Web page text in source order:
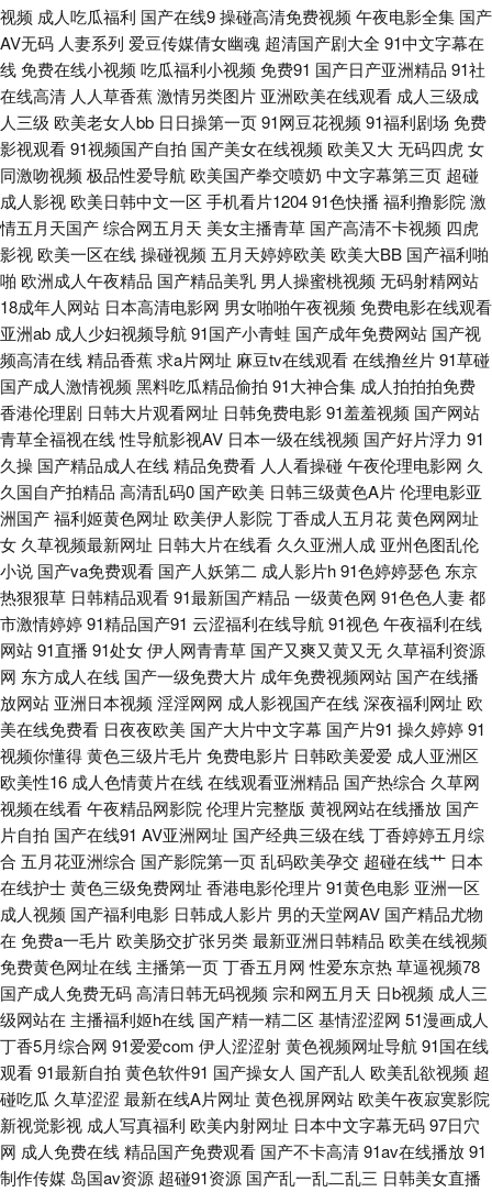
拍网址 久久国产精品视频 欧美黄色AV网站 日韩精品在线视频 天天日批 亚洲
激情 自拍超碰在线 91豆花 成人超碰在线观看 日韩中文字 在线观看成人 91
在线资源站 超碰97com 九九福利导航 欧美19P在线 人人射人人 偷拍第二页
在线免费看91 91牛视频网址 老湿机福利局影院 色色欧美男人天堂 亚洲另类
小说欧美 91N爽片 99热这 超碰自拍网站 国产欧美伊人 精东AV 美女肏屄西
瓜午夜 日韩不卡五区 午夜福利论坛 9199在线视频 97视频9 传媒91啪啪 国
内自拍AV 老司机福利精品 日韩AV成人网 无码东京热专区 最新av资源 97超
碰青青 成人浮力影院 国产一二av 欧美十专区 日日操B 亚洲情色1区2区 91碰
碰碰 波多野衣五级片 福利社在线视频 日韩AV在线网站 一本道免费视频 91
网站成人 超碰69 国产TS人妖另类 黄色色情网站 欧美太性交 三级日韩中文
字幕 香蕉视频www 91刺激小视频 www婷婷com 国产91在线首页 精品国语
逼 男人的天堂a爽 日本二三区不卡 婷婷色色悠悠 中文字幕无线观 99热拍久
大香蕉6线 男女生互操 日韩成人免费 午夜福利论坛 综合性爱网 97在线视频
鸥洲 超碰在线一起 狠狠肏成人专区 萌白酱一线天白丝 日韩破解无码片 中文
字幕色哟哟 www韩国av 国内熟女视频 麻豆mv网站入口 日本在线免费网 香
蕉视频污版 18网页禁解衣 国产超碰人人 美女让我操 91已拍视频 福利剧场
九一看片不用下载 青青草网 伪娘ts自慰 91国产精选优质 超碰91吃瓜 激情综
合淫 欧美性爱主站 四虎午夜福利视频 91视频播放 国产妞干网 免费网页免费
黄 日韩三级片新网址 影音先锋人妻 97视频 高清乱码毛片入口 久久草久久爽
熟女自拍色图 精品久久人妻 日韩欧美八 91夜射猫 国产成人av传媒 老司机福
利永久 日逼中文字幕 亚洲毛片A片黑丝 97色色爱爱视频 国产又大又色 欧美
视频 成人吃瓜福利 国产在线9操碰高清免费视频 午夜电影全集 国产
AV无码 人妻系列 爱豆传媒倩女幽魂 超清国产剧大全 91中文字幕在
线免费在线小视频 吃瓜福利小视频 免费91 国产日产亚洲精品 91社
在线高清 人人草香蕉激情另类图片 亚洲欧美在线观看 成人三级成
人三级 欧美老女人bb 日日操第一页91网豆花视频 91福利剧场 免费
影视观看91视频国产自拍 国产美女在线视频 欧美又大无码四虎女
同激吻视频 极品性爱导航 欧美国产拳交喷奶 中文字幕第三页 超碰
成人影视 欧美日韩中文一区 手机看片120491色快播 福利撸影院 激
情五月天国产综合网五月天 美女主播青草 国产高清不卡视频 四虎
影视 欧美一区在线操碰视频 五月天婷婷欧美 欧美大BB 国产福利啪
啪 欧洲成人午夜精品 国产精品美乳 男人操蜜桃视频 无码射精网站
18成年人网站 日本高清电影网 男女啪啪午夜视频 免费电影在线观看
亚洲ab 成人少妇视频导航 91国产小青蛙 国产成年免费网站 国产视
频高清在线精品香蕉求a片网址 麻豆tv在线观看在线撸丝片91草碰
国产成人激情视频 黑料吃瓜精品偷拍 91大神合集 成人拍拍拍免费
香港伦理剧 日韩大片观看网址 日韩免费电影91羞羞视频 国产网站
青草全福视在线性导航影视AV 日本一级在线视频 国产好片浮力 91
久操 国产精品成人在线精品免费看 人人看操碰午夜伦理电影网 久
久国自产拍精品 高清乱码0 国产欧美 日韩三级黄色A片伦理电影亚
洲国产福利姬黄色网址 欧美伊人影院 丁香成人五月花黄色网网址
女 久草视频最新网址 日韩大片在线看 久久亚洲人成 亚州色图乱伦
小说 国产va免费观看 国产人妖第二 成人影片h91色婷婷瑟色 东京
热狠狠草 日韩精品观看91最新国产精品 一级黄色网 91色色人妻都
市激情婷婷91精品国产91 云涩福利在线导航 91视色午夜福利在线
网站91直播 91处女伊人网青青草 国产又爽又黄又无 久草福利资源
网 东方成人在线 国产一级免费大片 成年免费视频网站 国产在线播
放网站 亚洲日本视频 淫淫网网 成人影视国产在线深夜福利网址 欧
美在线免费看 日夜夜欧美 国产大片中文字幕 国产片91 操久婷婷91
视频你懂得黄色三级片毛片免费电影片 日韩欧美爱爱 成人亚洲区
欧美性16 成人色情黄片在线在线观看亚洲精品 国产热综合 久草网
视频在线看午夜精品网影院 伦理片完整版 黄视网站在线播放 国产
片自拍 国产在线91 AV亚洲网址 国产经典三级在线丁香婷婷五月综
合 五月花亚洲综合 国产影院第一页乱码欧美孕交 超碰在线艹 日本
在线护士黄色三级免费网址 香港电影伦理片91黄色电影 亚洲一区
成人视频 国产福利电影 日韩成人影片 男的天堂网AV 国产精品尤物
在 免费a一毛片 欧美肠交扩张另类最新亚洲日韩精品 欧美在线视频
免费黄色网址在线 主播第一页丁香五月网 性爱东京热草逼视频78
国产成人免费无码高清日韩无码视频 宗和网五月天 日b视频 成人三
级网站在 主播福利姬h在线 国产精一精二区 基情涩涩网 51漫画成人
丁香5月综合网 91爱爱com 伊人涩涩射黄色视频网址导航 91国在线
观看91最新自拍 黄色软件91 国产操女人 国产乱人 欧美乱欲视频 超
碰吃瓜 久草涩涩 最新在线A片网址 黄色视屏网站 欧美午夜寂寞影院
新视觉影视 成人写真福利 欧美内射网址 日本中文字幕无码97日穴
网 成人免费在线精品国产免费观看 国产不卡高清91av在线播放91
制作传媒 岛国av资源 超碰91资源 国产乱一乱二乱三 日韩美女直播